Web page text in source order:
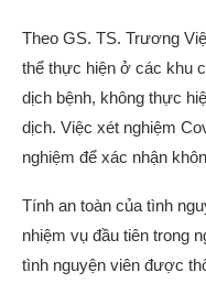
Theo GS. TS. Trương
thể thực hiện ở các khu
dịch bệnh, không thực
dịch. Việc xét nghiệm
nghiệm để xác nhận
Tính an toàn của tình
nhiệm vụ đầu tiên trong
tình nguyện viên được